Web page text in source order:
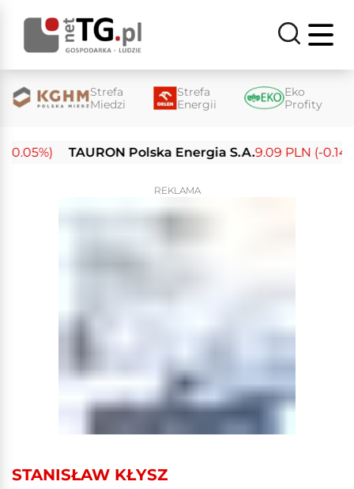
Strefa
Miedzi
Strefa
Energii
Eko
Profity
TAURON Polska Energia S.A.9.09 PLN (-0.14%)
REKLAMA
STANISŁAW KŁYSZ